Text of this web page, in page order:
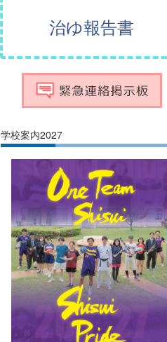
治ゆ報告書
学校案内2027